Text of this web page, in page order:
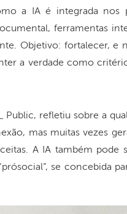
a IA é integrada nos
ferramentas
Objetivo: fortalecer, e
a verdade como
refletiu sobre a
mas muitas vezes
A IA também pode
se concebida